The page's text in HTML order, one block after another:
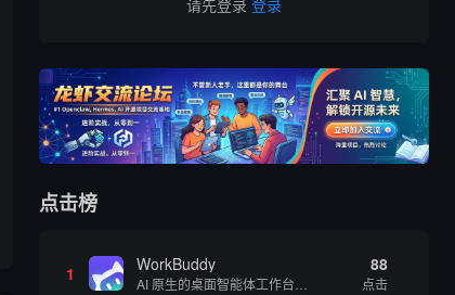
点击榜
1 WorkBuddy 88
点击